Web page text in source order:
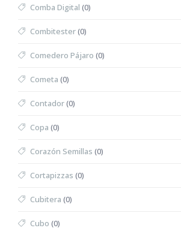
Comba Digital (0)
Combitester(0)
Comedero Pájaro (0)
Cometa (0)
Contador(0)
Copa (0)
Corazón Semillas (0)
Cortapizzas (0)
Cubitera (0)
Cubo (0)